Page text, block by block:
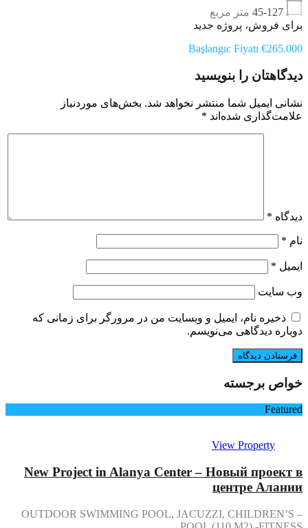
45-127 متر مربع
برای فروش، پروژه جدید
Başlangıc Fiyatı €265.000
دیدگاهتان را بنویسید
نشانی ایمیل شما منتشر نخواهد شد. بخش‌های موردنیاز
علامت‌گذاری شده‌اند *
دیدگاه *
نام *
ایمیل *
وب‌ سایت
ذخیره نام، ایمیل و وبسایت من در مرورگر برای زمانی که
دوباره دیدگاهی می‌نویسم.
خواص برجسته
Featured
View Property
New Project in Alanya Center – Новый проект в
центре Алании
– OUTDOOR SWIMMING POOL, JACUZZI, CHILDREN’S